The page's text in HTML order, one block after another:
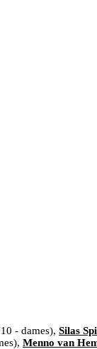
- dames), Silas
Menno van